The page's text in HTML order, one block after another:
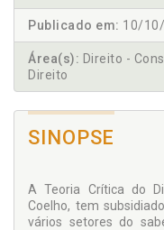
Publicado em: 10/
Área(s): Direito -
Direito
SINOPSE
A Teoria Crítica do
Coelho, tem
vários setores do